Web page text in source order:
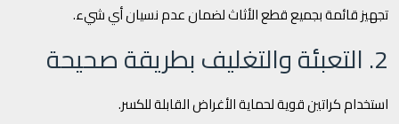
تجهيز قائمة بجميع قطع الأثاث لضمان عدم نسيان أي شيء.
2. التعبئة والتغليف بطريقة صحيحة
استخدام كراتين قوية لحماية الأغراض القابلة للكسر.